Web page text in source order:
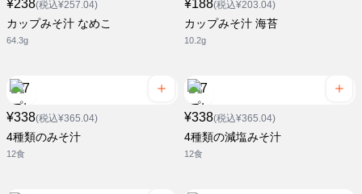
¥238(税込¥257.04)
カップみそ汁 なめこ
64.3g
¥188(税込¥203.04)
カップみそ汁 海苔
10.2g
¥338(税込¥365.04)
4種類のみそ汁
12食
¥338(税込¥365.04)
4種類の減塩みそ汁
12食